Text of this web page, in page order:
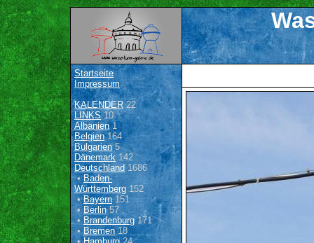
Startseite
Impressum
KALENDER22
LINKS10
Albanien1
Belgien164
Bulgarien 5
Dänemark142
Deutschland 1686
•Baden-
Württemberg 152
•Bayern151
•Berlin57
• Brandenburg171
• Bremen18